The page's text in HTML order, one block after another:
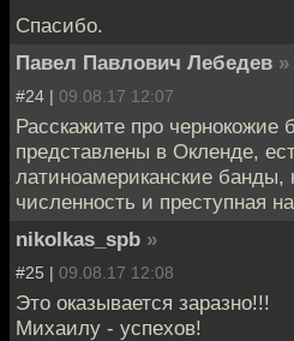
Спасибо.
Павел Павлович Лебедев »
#24 | 09.08.17 12:07
Расскажите про чернокожие
представлены в Окленде,
латиноамериканские банды,
численность и преступная
nikolkas_spb »
#25 | 09.08.17 12:08
Это оказывается заразно!!!
Михаилу - успехов!